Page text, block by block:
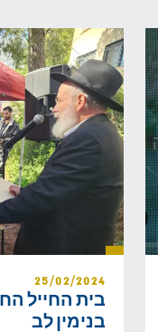
25/02/2024
בית החייל
בנימין לב